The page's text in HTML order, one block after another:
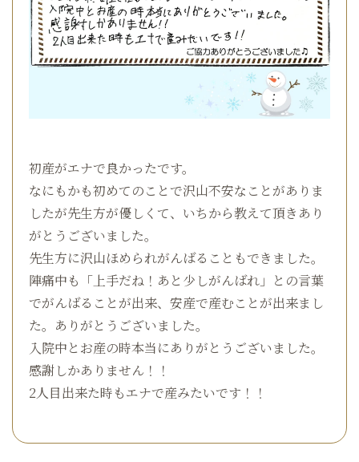
初産がエナで良かったです。
なにもかも初めてのことで沢山不安なことがありま
したが先生方が優しくて、いちから教えて頂きあり
がとうございました。
先生方に沢山ほめられがんばることもできました。
陣痛中も「上手だね！あと少しがんばれ」との言葉
でがんばることが出来、安産で産むことが出来まし
た。ありがとうございました。
入院中とお産の時本当にありがとうございました。
感謝しかありません！！
2人目出来た時もエナで産みたいです！！